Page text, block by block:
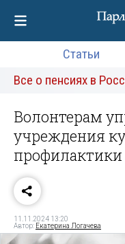
Статьи
Все о пенсиях в
Волонтерам
учреждения
профилактики
11.11.2024 13:20
Автор: Екатерина Логачева